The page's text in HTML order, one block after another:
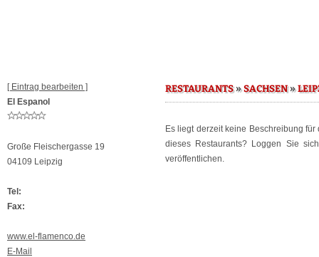
[ Eintrag bearbeiten ]
El Espanol
Große Fleischergasse 19
04109 Leipzig
Tel:
Fax:
www.el-flamenco.de
E-Mail
RESTAURANTS»SACHSEN»
Es liegt derzeit keine Beschreibung
dieses Restaurants? Loggen Sie
veröffentlichen.